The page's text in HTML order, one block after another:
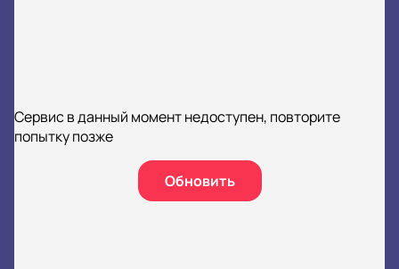
Сервис в данный момент недоступен, повторите
попытку позже
Обновить